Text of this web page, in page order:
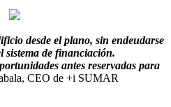
desde el plano, sin endeudarse
sistema de financiación.
antes reservadas para
CEO de +i SUMAR